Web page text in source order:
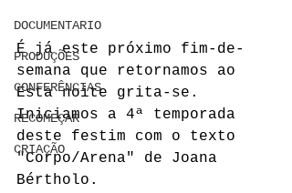
DOCUMENTARIO
PRODUÇÕES
CONFERÊNCIAS
RECOMEÇAR
CRIAÇÃO
É já este próximo fim-de-
semana que retornamos ao
Esta noite grita-se.
Iniciamos a 4ª temporada
deste festim com o texto
"Corpo/Arena" de Joana
Bértholo.